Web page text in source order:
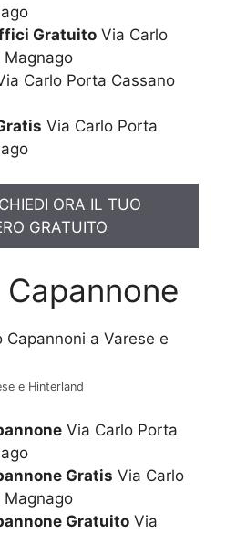
Gratuito Via Carlo
Magnago
Carlo Porta Cassano
Via Carlo Porta
ORA IL TUO
GRATUITO
e Hinterland
Via Carlo Porta
Gratis Via Carlo
Magnago
Gratuito Via